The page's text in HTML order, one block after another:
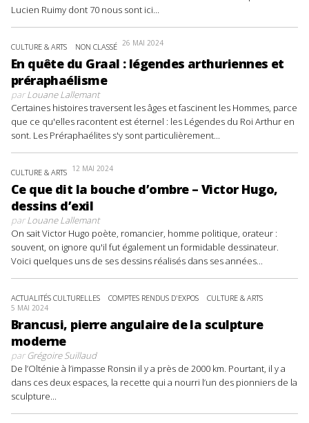
Lucien Ruimy dont 70 nous sont ici...
CULTURE & ARTS NON CLASSÉ 26 MAI 2024
En quête du Graal : légendes arthuriennes et
préraphaélisme
parLouane Lallemant
Certaines histoires traversent les âges et fascinent les Hommes, parce
que ce qu'elles racontent est éternel : les Légendes du Roi Arthur en
sont. Les Préraphaélites s'y sont particulièrement...
CULTURE & ARTS 12 MAI 2024
Ce que dit la bouche d’ombre – Victor Hugo,
dessins d’exil
parLouane Lallemant
On sait Victor Hugo poète, romancier, homme politique, orateur :
souvent, on ignore qu'il fut également un formidable dessinateur.
Voici quelques uns de ses dessins réalisés dans ses années...
ACTUALITÉS CULTURELLES COMPTES RENDUS D'EXPOS CULTURE & ARTS
5 MAI 2024
Brancusi, pierre angulaire de la sculpture
moderne
parGrégoire Suillaud
De l’Olténie à l’impasse Ronsin il y a près de 2000 km. Pourtant, il y a
dans ces deux espaces, la recette qui a nourri l’un des pionniers de la
sculpture...